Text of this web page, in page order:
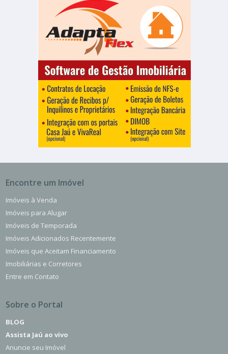
Encontre um Imóvel
Imóveis à Venda
Imóveis para Alugar
Imóveis de Temporada
Imóveis Adicionados Recentemente
Imóveis que Aceitam Financiamento
Imobiliárias e Corretores
Entre em Contato
Sobre o Portal
BLOG
Assista Jaú ao vivo
Anuncie seu Imóvel